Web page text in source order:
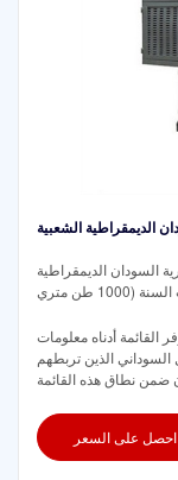
الديمقراطية الشعبية
السودان الديمقراطية
الفول السوداني لشركة يونيليفر 2023. توفر القائمة أدناه معلومات
الذين تربطهم
ضمن نطاق هذه القائمة
احصل على السعر